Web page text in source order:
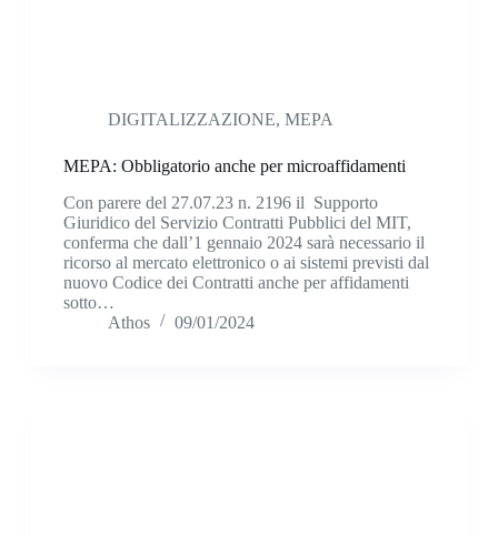
DIGITALIZZAZIONE, MEPA
MEPA: Obbligatorio anche per microaffidamenti
Con parere del 27.07.23 n. 2196 il Supporto
Giuridico del Servizio Contratti Pubblici del MIT,
conferma che dall’1 gennaio 2024 sarà necessario il
ricorso al mercato elettronico o ai sistemi previsti dal
nuovo Codice dei Contratti anche per affidamenti
sotto…
Athos
09/01/2024